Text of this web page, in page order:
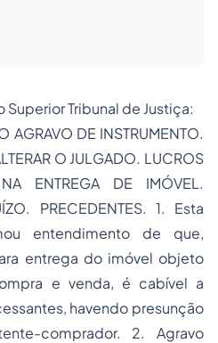
Tribunal de Justiça:
AGRAVO DE INSTRUMENTO.
O JULGADO. LUCROS
ENTREGA DE IMÓVEL.
PRECEDENTES. 1. Esta
entendimento de que,
entrega do imóvel objeto
e venda, é cabível a
havendo presunção
comprador. 2. Agravo